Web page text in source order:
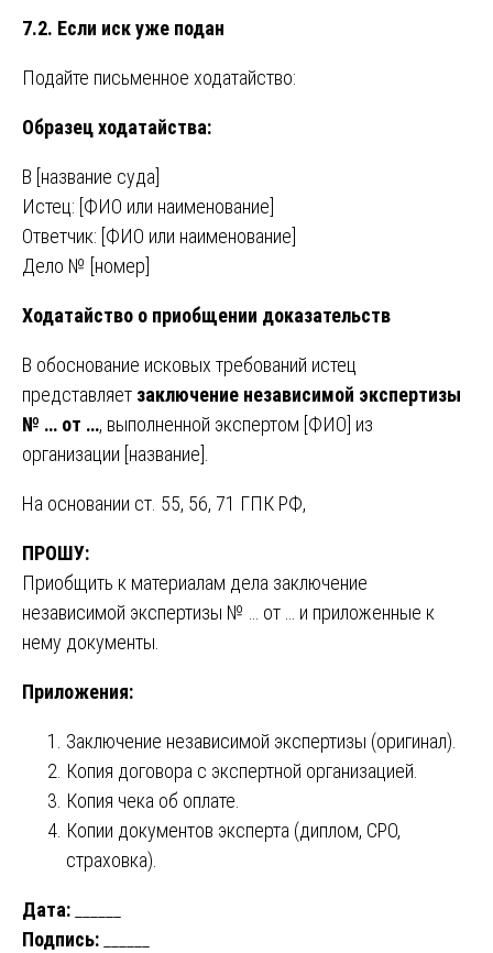
7.2. Если иск уже подан
Подайте письменное ходатайство:
Образец ходатайства:
В [название суда]
Истец: [ФИО или наименование]
Ответчик: [ФИО или наименование]
Дело № [номер]
Ходатайство о приобщении доказательств
В обоснование исковых требований истец
представляет заключение независимой экспертизы
№ … от …, выполненной экспертом [ФИО] из
организации [название].
На основании ст. 55, 56, 71 ГПК РФ,
ПРОШУ:
Приобщить к материалам дела заключение
независимой экспертизы № … от … и приложенные к
нему документы.
Приложения:
Заключение независимой экспертизы (оригинал).
Копия договора с экспертной организацией.
Копия чека об оплате.
Копии документов эксперта (диплом, СРО,
страховка).
Дата:
Подпись: